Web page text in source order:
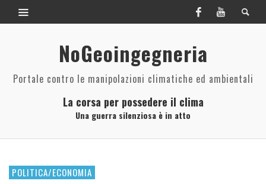
NoGeoingegneria
Portale contro le manipolazioni climatiche ed ambientali
La corsa per possedere il clima
Una guerra silenziosa è in atto
POLITICA/ECONOMIA